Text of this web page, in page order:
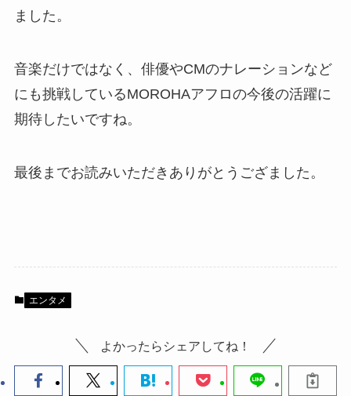
ました。
音楽だけではなく、俳優やCMのナレーションなど
にも挑戦しているMOROHAアフロの今後の活躍に
期待したいですね。
最後までお読みいただきありがとうござました。
エンタメ
よかったらシェアしてね！